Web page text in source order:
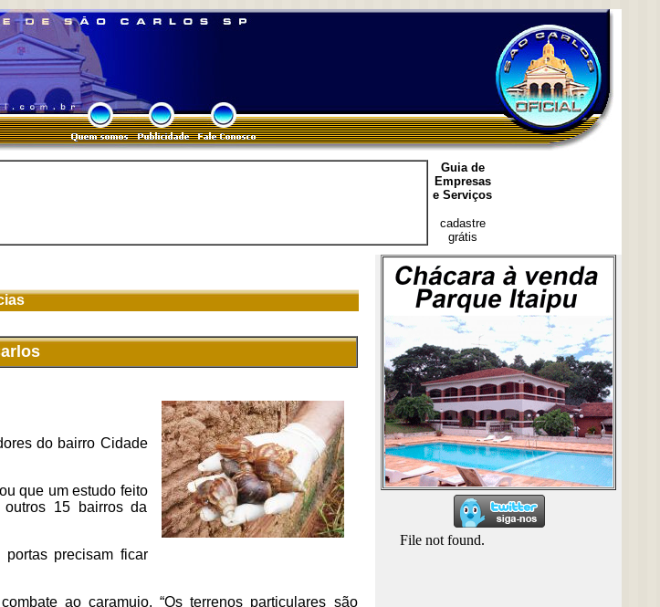
Guia de
Empresas
e Serviços
cadastre
grátis
do bairro Cidade
que um estudo feito
15 bairros da
precisam ficar
ao caramujo. “Os terrenos particulares são